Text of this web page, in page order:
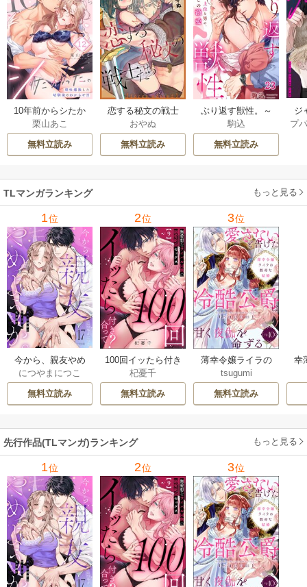
10年前からシたか
った。～理性爆散
した幼馴染のわか
らせＨ 12巻
栗山あこ
無料立読み
恋する秘文の戦士
たち【forcs edite
d】 43-44巻
おやぬ
無料立読み
ぶり返す獣性。～
カースト上位な男
の、10年越しの激
愛 23巻
駒込
無料立読み
ジ
ク
プ
TLマンガランキング もっと見る
1位
今から、親友やめ
ようか。～腐れ縁
同僚は甘い快楽で
私を壊す～
につやまにつこ
無料立読み
2位
100回イッたら付き
合って？ 無愛想な
ライバル同期の溺
愛絶倫セックス
杞憂千
無料立読み
3位
薄幸令嬢ライラの
数奇な結婚 愛さな
いと告げた冷酷公
爵は甘く夜伽を命
tsugumi
無料立読み
幸
先行作品(TLマンガ)ランキング もっと見る
1位 2位 3位